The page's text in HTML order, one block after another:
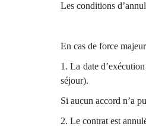
Les conditions
En cas de force
1. La date
séjour).
Si aucun accord n’a
2. Le contrat est